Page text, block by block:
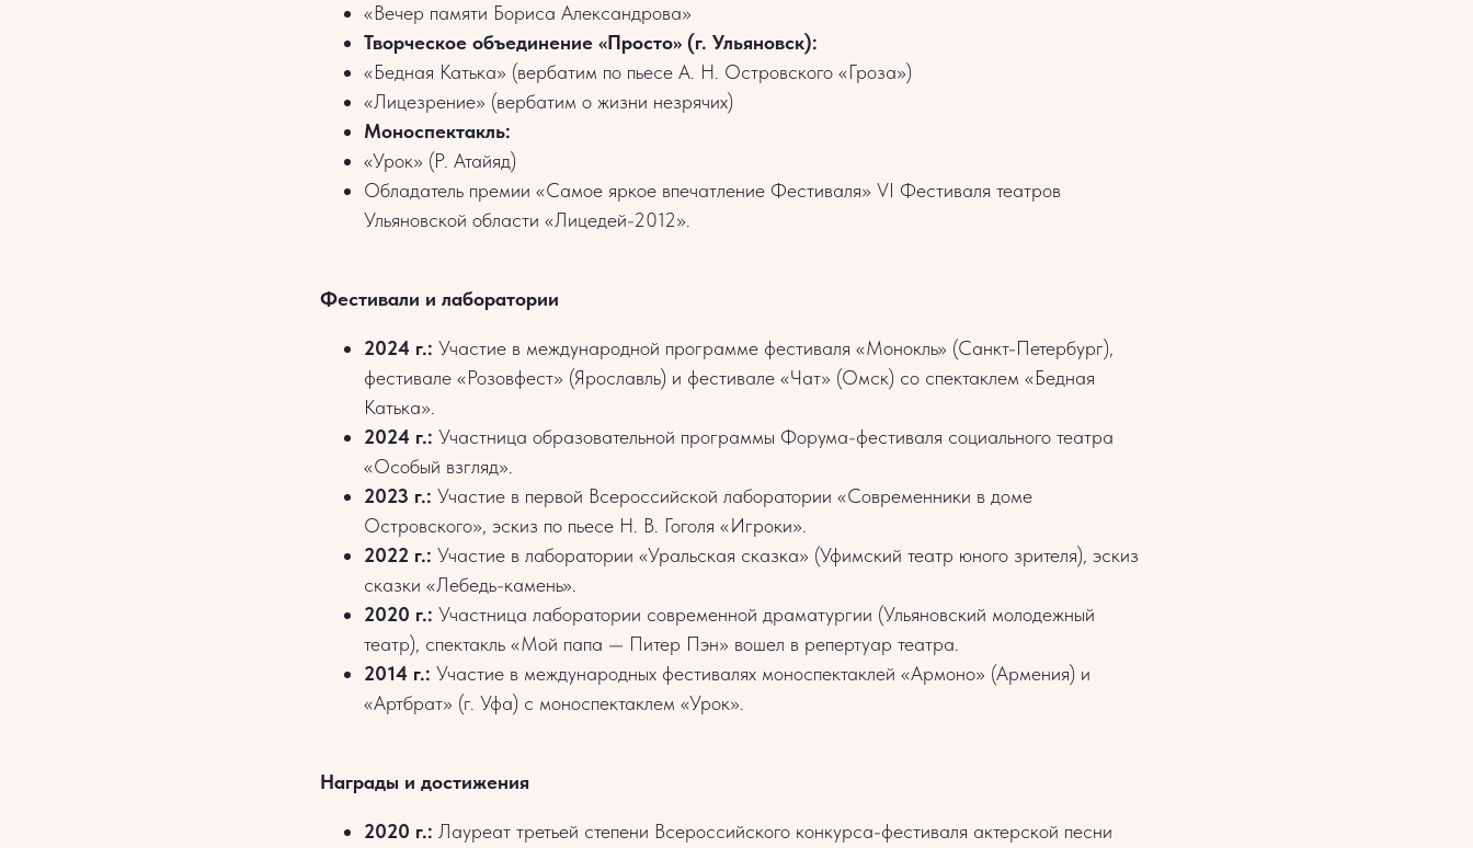
«Вечер памяти Бориса Александрова»
Творческое объединение «Просто» (г. Ульяновск):
«Бедная Катька» (вербатим по пьесе А. Н. Островского «Гроза»)
«Лицезрение» (вербатим о жизни незрячих)
Моноспектакль:
«Урок» (Р. Атайяд)
Обладатель премии «Самое яркое впечатление Фестиваля» VI Фестиваля театров
Ульяновской области «Лицедей-2012».
Фестивали и лаборатории
2024 г.: Участие в международной программе фестиваля «Монокль» (Санкт-Петербург),
фестивале «Розовфест» (Ярославль) и фестивале «Чат» (Омск) со спектаклем «Бедная
Катька».
2024 г.: Участница образовательной программы Форума-фестиваля социального театра
«Особый взгляд».
2023 г.: Участие в первой Всероссийской лаборатории «Современники в доме
Островского», эскиз по пьесе Н. В. Гоголя «Игроки».
2022 г.: Участие в лаборатории «Уральская сказка» (Уфимский театр юного зрителя), эскиз
сказки «Лебедь-камень».
2020 г.: Участница лаборатории современной драматургии (Ульяновский молодежный
театр), спектакль «Мой папа — Питер Пэн» вошел в репертуар театра.
2014 г.: Участие в международных фестивалях моноспектаклей «Армоно» (Армения) и
«Артбрат» (г. Уфа) с моноспектаклем «Урок».
Награды и достижения
2020 г.: Лауреат третьей степени Всероссийского конкурса-фестиваля актерской песни